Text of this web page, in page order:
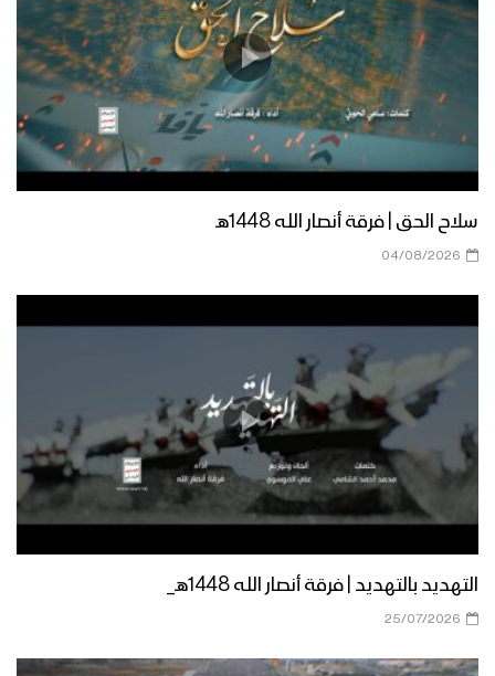
نشيد بآل محمد
نشيد عهود الفداء – فرقة أنصار الله
زامل من واقع الحكمة – فرقة أنصار الله
زامل روح الفريق – فرقة أنصار الله
سلاح الحق | فرقة أنصار الله 1448هـ
04/08/2026
التهديد بالتهديد | فرقة أنصار الله 1448هـ_
25/07/2026